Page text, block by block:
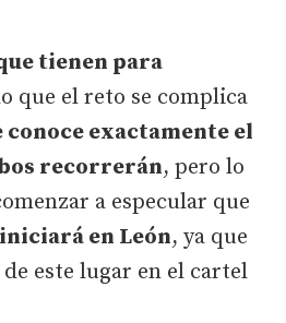
tienen para
que el reto se complica
conoce exactamente el
recorrerán, pero lo
a especular que
iniciará en León, ya que
este lugar en el cartel